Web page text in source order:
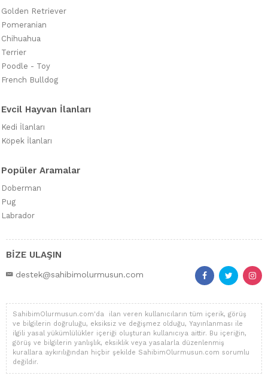
Golden Retriever
Pomeranian
Chihuahua
Terrier
Poodle - Toy
French Bulldog
Evcil Hayvan İlanları
Kedi İlanları
Köpek İlanları
Popüler Aramalar
Doberman
Pug
Labrador
BİZE ULAŞIN
destek@sahibimolurmusun.com
SahibimOlurmusun.com'da ilan veren kullanıcıların tüm içerik, görüş
ve bilgilerin doğruluğu, eksiksiz ve değişmez olduğu, Yayınlanması ile
ilgili yasal yükümlülükler içeriği oluşturan kullanıcıya aittir. Bu içeriğin,
görüş ve bilgilerin yanlışlık, eksiklik veya yasalarla düzenlenmiş
kurallara aykırılığından hiçbir şekilde SahibimOlurmusun.com sorumlu
değildir.